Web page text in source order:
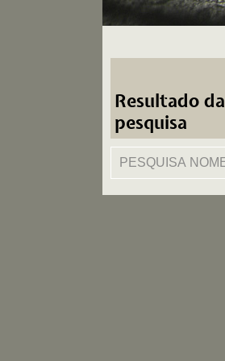
Resultado da
pesquisa